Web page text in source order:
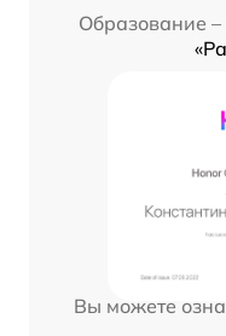
Образование –
Вы можете